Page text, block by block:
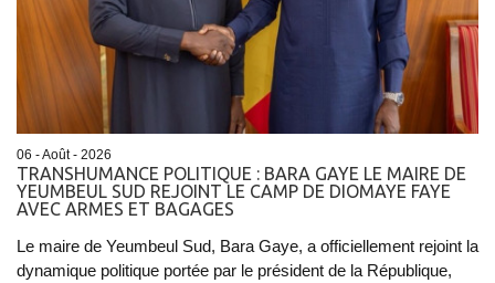
06 - Août - 2026
TRANSHUMANCE POLITIQUE : BARA GAYE LE MAIRE DE
YEUMBEUL SUD REJOINT LE CAMP DE DIOMAYE FAYE
AVEC ARMES ET BAGAGES
Le maire de Yeumbeul Sud, Bara Gaye, a officiellement rejoint la
dynamique politique portée par le président de la République,